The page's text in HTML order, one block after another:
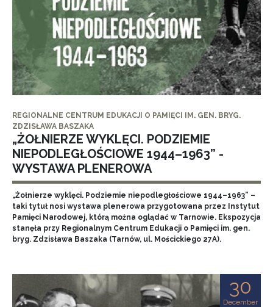
REGIONALNE CENTRUM EDUKACJI O PAMIĘCI IM. GEN. BRYG.
ZDZISŁAWA BASZAKA
„ŻOŁNIERZE WYKLĘCI. PODZIEMIE
NIEPODLEGŁOŚCIOWE 1944–1963” -
WYSTAWA PLENEROWA
„Żołnierze wyklęci. Podziemie niepodległościowe 1944–1963” –
taki tytuł nosi wystawa plenerowa przygotowana przez Instytut
Pamięci Narodowej, którą można oglądać w Tarnowie. Ekspozycja
stanęła przy Regionalnym Centrum Edukacji o Pamięci im. gen.
bryg. Zdzisława Baszaka (Tarnów, ul. Mościckiego 27A).
30
December